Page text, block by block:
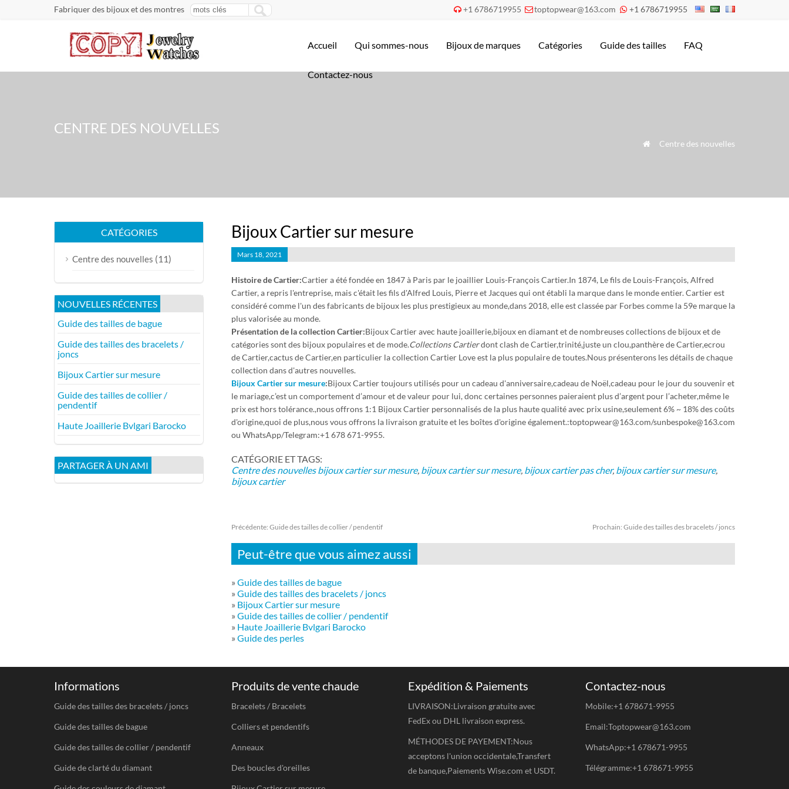
Fabriquer des bijoux et des montres  +1 6786719955 toptopwear@163.com  +1 6786719955
Accueil Qui sommes-nous Bijoux de marques Catégories Guide des tailles FAQ
Contactez-nous
CENTRE DES NOUVELLES
 Centre des nouvelles
Bijoux Cartier sur mesure
Mars 18, 2021
Histoire de Cartier:Cartier a été fondée en 1847 à Paris par le joaillier Louis-François Cartier.In 1874, Le fils de Louis-François, Alfred
Cartier, a repris l'entreprise, mais c'était les fils d'Alfred Louis, Pierre et Jacques qui ont établi la marque dans le monde entier. Cartier est
considéré comme l'un des fabricants de bijoux les plus prestigieux au monde,dans 2018, elle est classée par Forbes comme la 59e marque la
plus valorisée au monde.
Présentation de la collection Cartier:Bijoux Cartier avec haute joaillerie,bijoux en diamant et de nombreuses collections de bijoux et de
catégories sont des bijoux populaires et de mode.Collections Cartierdont clash de Cartier,trinité,juste un clou,panthère de Cartier,ecrou
de Cartier,cactus de Cartier,en particulier la collection Cartier Love est la plus populaire de toutes.Nous présenterons les détails de chaque
collection dans d'autres nouvelles.
Bijoux Cartier sur mesure:Bijoux Cartier toujours utilisés pour un cadeau d'anniversaire,cadeau de Noël,cadeau pour le jour du souvenir et
le mariage,c’est un comportement d’amour et de valeur pour lui, donc certaines personnes paieraient plus d’argent pour l’acheter,même le
prix est hors tolérance.,nous offrons 1:1 Bijoux Cartier personnalisés de la plus haute qualité avec prix usine,seulement 6% ~ 18% des coûts
d'origine,quoi de plus,nous vous offrons la livraison gratuite et les boîtes d'origine également.:toptopwear@163.com/sunbespoke@163.com
ou WhatsApp/Telegram:+1 678 671-9955.
CATÉGORIE ET ​​TAGS:
Centre des nouvelles bijoux cartier sur mesure, bijoux cartier sur mesure, bijoux cartier pas cher, bijoux cartier sur mesure,
bijoux cartier
Précédente: Guide des tailles de collier / pendentif Prochain: Guide des tailles des bracelets / joncs
Peut-être que vous aimez aussi
» Guide des tailles de bague
» Guide des tailles des bracelets / joncs
» Bijoux Cartier sur mesure
» Guide des tailles de collier / pendentif
» Haute Joaillerie Bvlgari Barocko
» Guide des perles
CATÉGORIES
Centre des nouvelles (11)
NOUVELLES RÉCENTES
Guide des tailles de bague
Guide des tailles des bracelets /
joncs
Bijoux Cartier sur mesure
Guide des tailles de collier /
pendentif
Haute Joaillerie Bvlgari Barocko
PARTAGER À UN AMI
Informations
Guide des tailles des bracelets / joncs
Guide des tailles de bague
Guide des tailles de collier / pendentif
Guide de clarté du diamant
Produits de vente chaude
Bracelets / Bracelets
Colliers et pendentifs
Anneaux
Des boucles d'oreilles
Expédition & Paiements
LIVRAISON:Livraison gratuite avec
FedEx ou DHL livraison express.
MÉTHODES DE PAYEMENT:Nous
acceptons l'union occidentale,Transfert
de banque,Paiements Wise.com et USDT.
Contactez-nous
Mobile:+1 678671-9955
Email:Toptopwear@163.com
WhatsApp:+1 678671-9955
Télégramme:+1 678671-9955